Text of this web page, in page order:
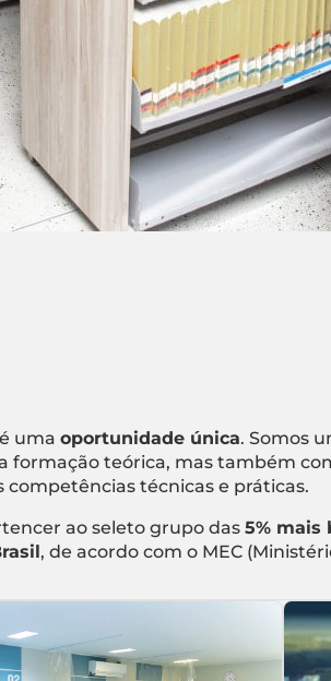
umaoportunidade única. Somos
formação teórica, mas também
competências técnicas e práticas.
ao seleto grupo das5% mais
, de acordo com o MEC